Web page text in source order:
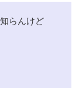
らんけど